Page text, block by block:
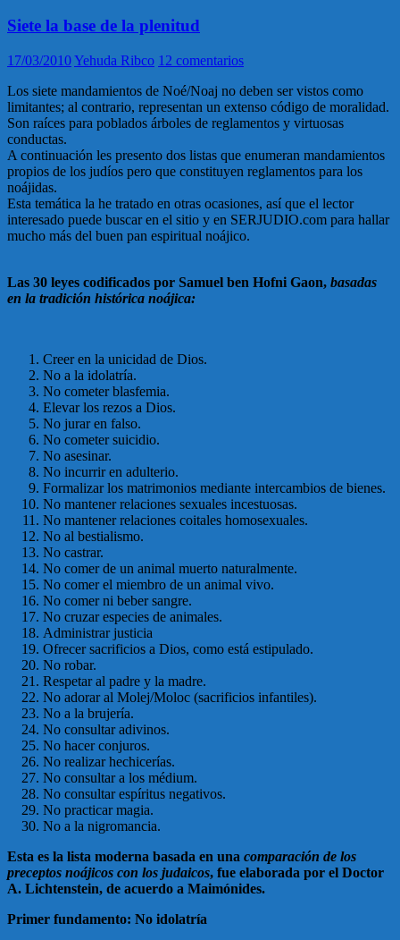
Siete la base de la plenitud
17/03/2010Yehuda Ribco 12 comentarios
Los siete mandamientos de Noé/Noaj no deben ser vistos como
limitantes; al contrario, representan un extenso código de moralidad.
Son raíces para poblados árboles de reglamentos y virtuosas
conductas.
A continuación les presento dos listas que enumeran mandamientos
propios de los judíos pero que constituyen reglamentos para los
noájidas.
Esta temática la he tratado en otras ocasiones, así que el lector
interesado puede buscar en el sitio y en SERJUDIO.com para hallar
mucho más del buen pan espiritual noájico.
Las 30 leyes codificados por Samuel ben Hofni Gaon, basadas
en la tradición histórica noájica:
Creer en la unicidad de Dios.
No a la idolatría.
No cometer blasfemia.
Elevar los rezos a Dios.
No jurar en falso.
No cometer suicidio.
No asesinar.
No incurrir en adulterio.
Formalizar los matrimonios mediante intercambios de bienes.
No mantener relaciones sexuales incestuosas.
No mantener relaciones coitales homosexuales.
No al bestialismo.
No castrar.
No comer de un animal muerto naturalmente.
No comer el miembro de un animal vivo.
No comer ni beber sangre.
No cruzar especies de animales.
Administrar justicia
Ofrecer sacrificios a Dios, como está estipulado.
No robar.
Respetar al padre y la madre.
No adorar al Molej/Moloc (sacrificios infantiles).
No a la brujería.
No consultar adivinos.
No hacer conjuros.
No realizar hechicerías.
No consultar a los médium.
No consultar espíritus negativos.
No practicar magia.
No a la nigromancia.
Esta es la lista moderna basada en una comparación de los
preceptos noájicos con los judaicos, fue elaborada por el Doctor
A. Lichtenstein, de acuerdo a Maimónides.
Primer fundamento: No idolatría